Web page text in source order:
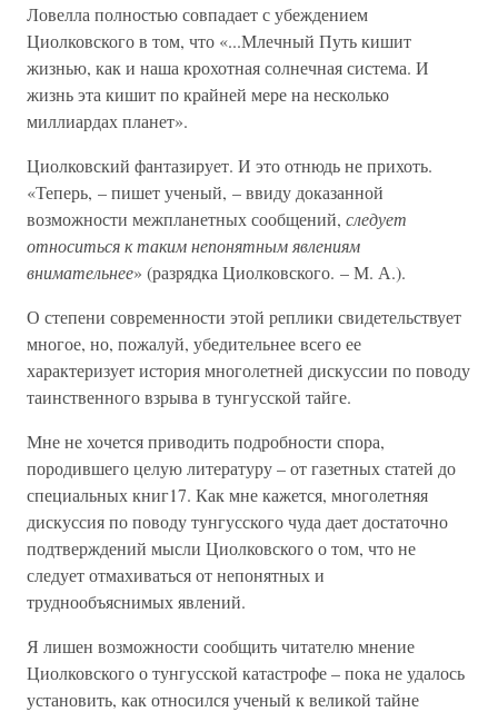
Ловелла полностью совпадает с убеждением
Циолковского в том, что «...Млечный Путь кишит
жизнью, как и наша крохотная солнечная система. И
жизнь эта кишит по крайней мере на несколько
миллиардах планет».
Циолковский фантазирует. И это отнюдь не прихоть.
«Теперь, – пишет ученый, – ввиду доказанной
возможности межпланетных сообщений, следует
относиться к таким непонятным явлениям
внимательнее» (разрядка Циолковского. – М. А.).
О степени современности этой реплики свидетельствует
многое, но, пожалуй, убедительнее всего ее
характеризует история многолетней дискуссии по поводу
таинственного взрыва в тунгусской тайге.
Мне не хочется приводить подробности спора,
породившего целую литературу – от газетных статей до
специальных книг17. Как мне кажется, многолетняя
дискуссия по поводу тунгусского чуда дает достаточно
подтверждений мысли Циолковского о том, что не
следует отмахиваться от непонятных и
труднообъяснимых явлений.
Я лишен возможности сообщить читателю мнение
Циолковского о тунгусской катастрофе – пока не удалось
установить, как относился ученый к великой тайне